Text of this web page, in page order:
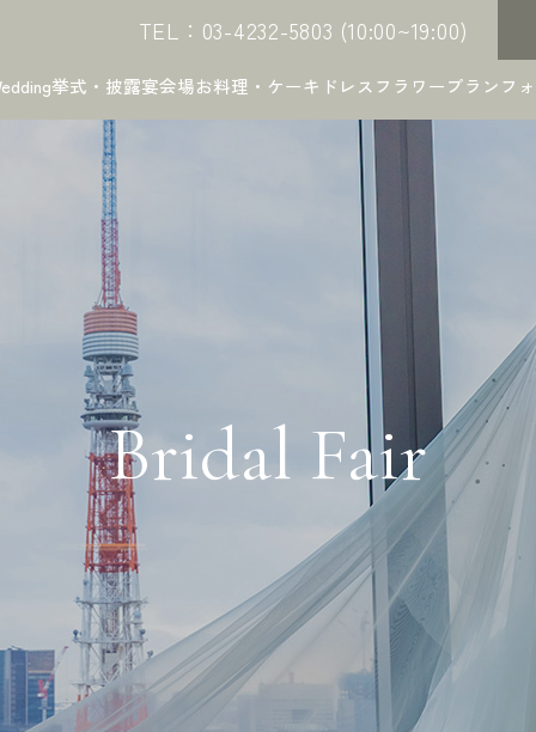
TEL：03-4232-5803 (10:00~19:00)
挙式・披露宴会場お料理・ケーキ ドレスフラワープランフ
Bridal Fair